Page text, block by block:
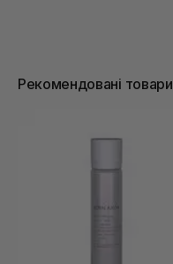
Рекомендовані товари